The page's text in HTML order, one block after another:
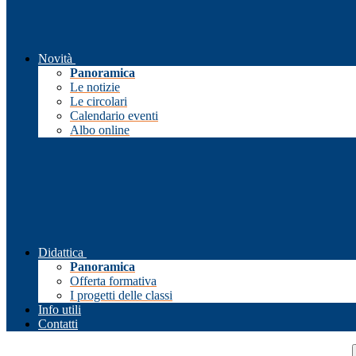
Novità
Panoramica
Le notizie
Le circolari
Calendario eventi
Albo online
Didattica
Panoramica
Offerta formativa
I progetti delle classi
Info utili
Contatti